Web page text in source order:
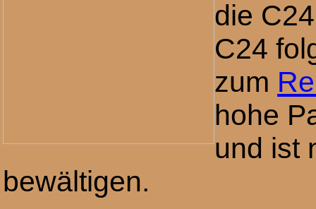
die
C24
zum
hohe
und ist
bewältigen.